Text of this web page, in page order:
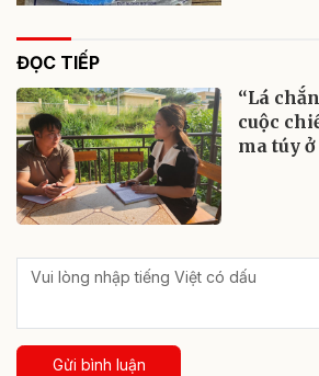
ĐỌC TIẾP
“Lá
cuộc
ma túy
Gửi bình luận